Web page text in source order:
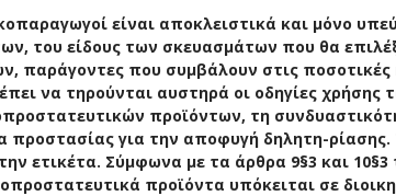
είναι αποκλειστικά και μόνο
του είδους των σκευασμάτων που θα
παράγοντες που συμβάλουν στις ποσοτικές
να τηρούνται αυστηρά οι οδηγίες
προϊόντων, τη
προστασίας για την αποφυγή δηλητη-
ετικέτα. Σύμφωνα με τα άρθρα 9§3 και 10§3
προϊόντα υπόκειται σε